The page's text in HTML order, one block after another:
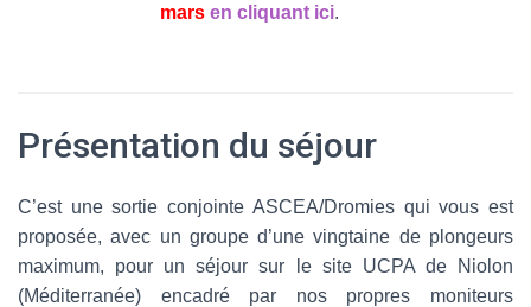
mars en cliquant ici.
Présentation du séjour
C’est une sortie conjointe ASCEA/Dromies qui vous est
proposée, avec un groupe d’une vingtaine de plongeurs
maximum, pour un séjour sur le site UCPA de Niolon
(Méditerranée) encadré par nos propres moniteurs